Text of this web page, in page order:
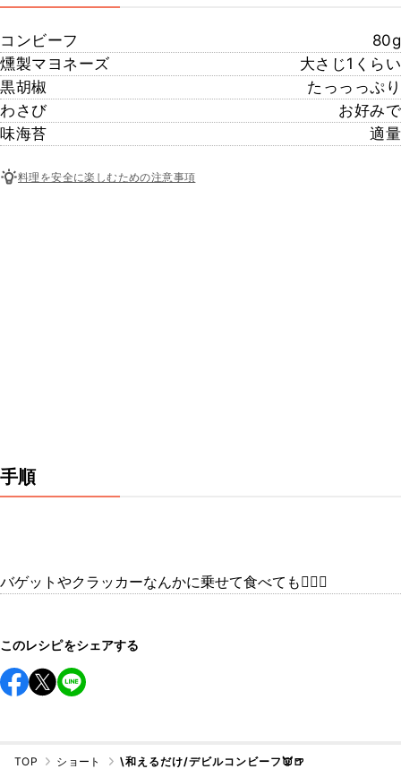
コンビーフ
80g
燻製マヨネーズ
大さじ1くらい
黒胡椒
たっっっぷり
わさび
お好みで
味海苔
適量
料理を安全に楽しむための注意事項
手順
バゲットやクラッカーなんかに乗せて食べても🙆🏻‍♀️
このレシピをシェアする
TOP ショート \和えるだけ/デビルコンビーフ👿🍺